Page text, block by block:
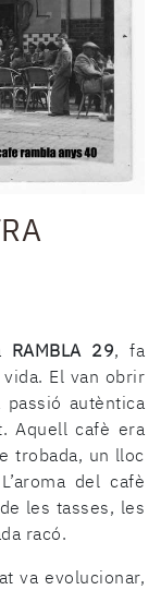
RAMBLA 29, fa
El van obrir
autèntica
Aquell cafè era
trobada, un lloc
del cafè
les tasses, les
racó.
va evolucionar,